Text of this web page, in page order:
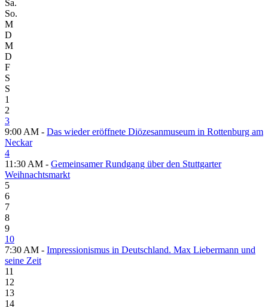
Sa.
So.
M
D
M
D
F
S
S
1
2
3
9:00 AM - Das wieder eröffnete Diözesanmuseum in Rottenburg am
Neckar
4
11:30 AM - Gemeinsamer Rundgang über den Stuttgarter
Weihnachtsmarkt
5
6
7
8
9
10
7:30 AM - Impressionismus in Deutschland. Max Liebermann und
seine Zeit
11
12
13
14